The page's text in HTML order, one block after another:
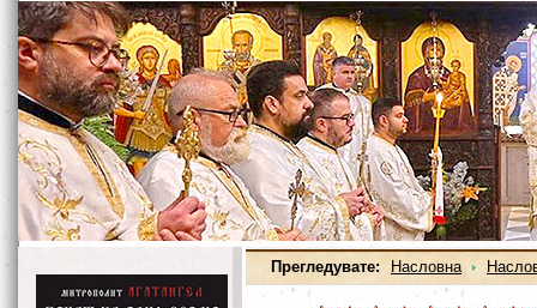
Прегледувате: Насловна